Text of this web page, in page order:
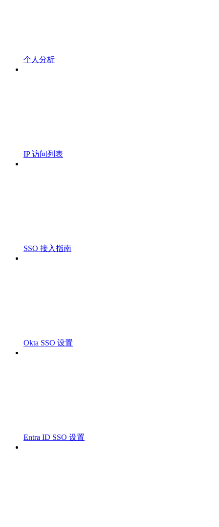
个人分析
IP 访问列表
SSO 接入指南
Okta SSO 设置
Entra ID SSO 设置